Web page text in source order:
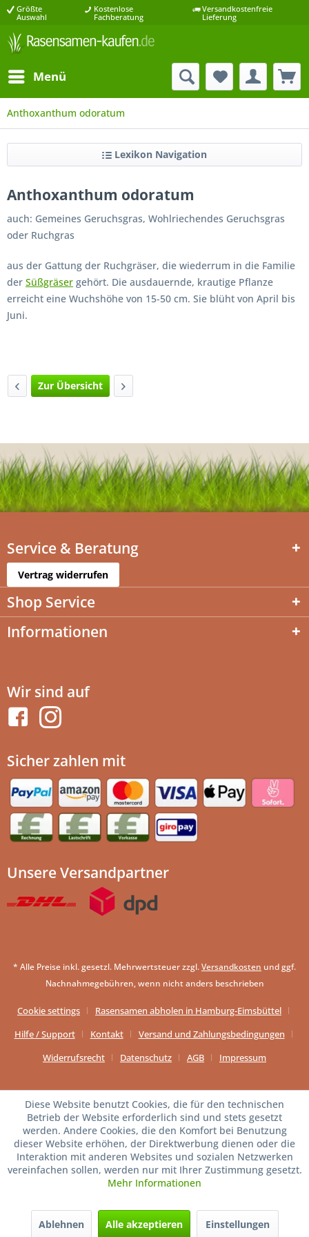
Größte
Auswahl
Kostenlose
Fachberatung
Versandkostenfreie
Lieferung
Menü
Anthoxanthum odoratum
Lexikon Navigation
Anthoxanthum odoratum
auch: Gemeines Geruchsgras, Wohlriechendes Geruchsgras
oder Ruchgras
aus der Gattung der Ruchgräser, die wiederrum in die Familie
der Süßgräser gehört. Die ausdauernde, krautige Pflanze
erreicht eine Wuchshöhe von 15-50 cm. Sie blüht von April bis
Juni.
Zur Übersicht
Service & Beratung
Vertrag widerrufen
Shop Service
Informationen
Wir sind auf
Sicher zahlen mit
Unsere Versandpartner
* Alle Preise inkl. gesetzl. Mehrwertsteuer zzgl.Versandkosten und ggf.
Nachnahmegebühren, wenn nicht anders beschrieben
Cookie settings
Rasensamen abholen in Hamburg-Eimsbüttel
Hilfe / Support
Kontakt
Versand und Zahlungsbedingungen
Widerrufsrecht
Datenschutz AGB Impressum
Diese Website benutzt Cookies, die für den technischen
Betrieb der Website erforderlich sind und stets gesetzt
werden. Andere Cookies, die den Komfort bei Benutzung
dieser Website erhöhen, der Direktwerbung dienen oder die
Interaktion mit anderen Websites und sozialen Netzwerken
vereinfachen sollen, werden nur mit Ihrer Zustimmung gesetzt.
Mehr Informationen
Ablehnen Alle akzeptieren Einstellungen